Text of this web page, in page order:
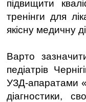
підвищити
тренінги для
якісну медичну
Варто
педіатрів
УЗД-апаратами
діагностики,